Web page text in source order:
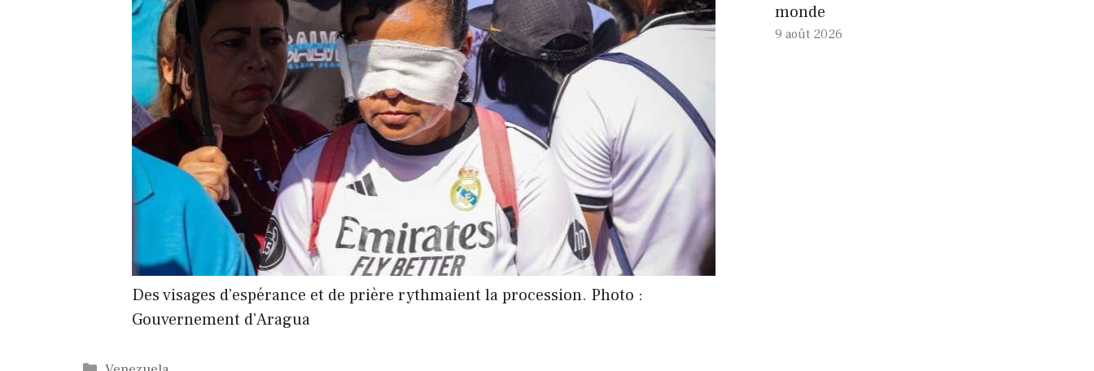
Des visages d’espérance et de prière rythmaient la procession. Photo :
Gouvernement d’Aragua
monde
9 août 2026